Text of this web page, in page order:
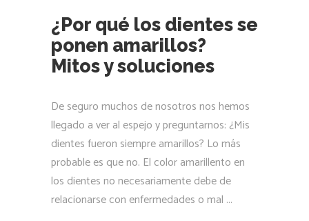
¿Por qué los dientes se
ponen amarillos?
Mitos y soluciones
De seguro muchos de nosotros nos hemos
llegado a ver al espejo y preguntarnos: ¿Mis
dientes fueron siempre amarillos? Lo más
probable es que no. El color amarillento en
los dientes no necesariamente debe de
relacionarse con enfermedades o mal